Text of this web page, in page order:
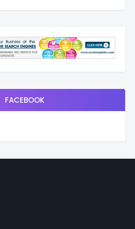
FACEBOOK